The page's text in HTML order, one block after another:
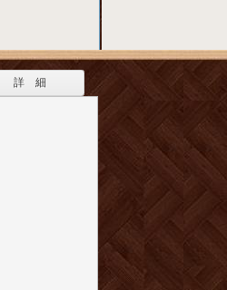
詳 細